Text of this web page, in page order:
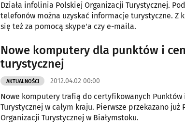
Działa infolinia Polskiej Organizacji Turystycznej.
telefonów można uzyskać informacje turystyczne. Z
się też za pomocą skype'a czy e-maila.
Nowe komputery dla punktów i
turystycznej
AKTUALNOŚCI 2012.04.02 00:00
Nowe komputery trafią do certyfikowanych
Turystycznej w całym kraju. Pierwsze przekazano
Organizacji Turystycznej w Białymstoku.